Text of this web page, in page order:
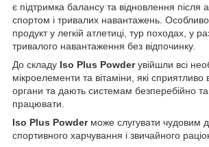
є підтримка балансу та відновлення після
спортом і тривалих навантажень.
продукт у легкій атлетиці, тур походах, у
тривалого навантаження без відпочинку.
До складу Iso Plus Powderувійшли всі
мікроелементи та вітаміни, які сприятливо
органи та дають системам безперебійно
працювати.
Iso Plus Powderможе слугувати чудовим
спортивного харчування і звичайного